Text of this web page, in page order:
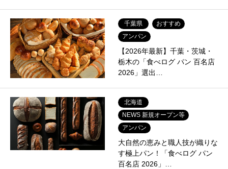
千葉県
おすすめ
アンパン
【2026年最新】千葉・茨城・
栃木の「食べログ パン 百名店
2026」選出…
北海道
NEWS 新規オープン等
アンパン
大自然の恵みと職人技が織りな
す極上パン！「食べログ パン
百名店 2026」…